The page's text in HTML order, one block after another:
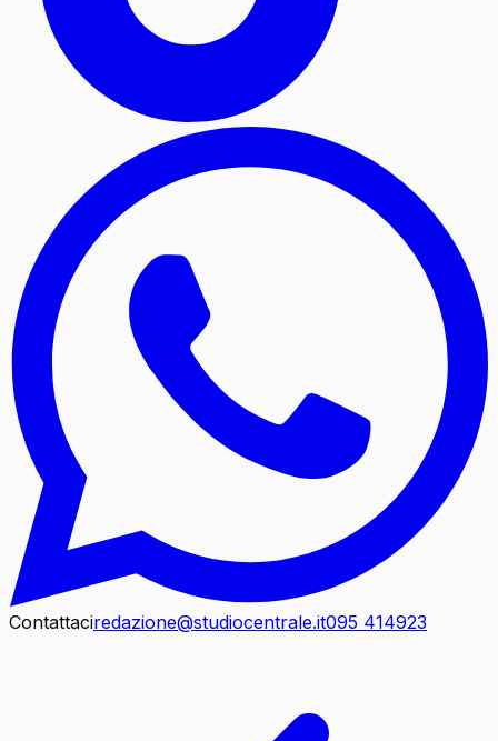
Contattaciredazione@studiocentrale.it095 414923